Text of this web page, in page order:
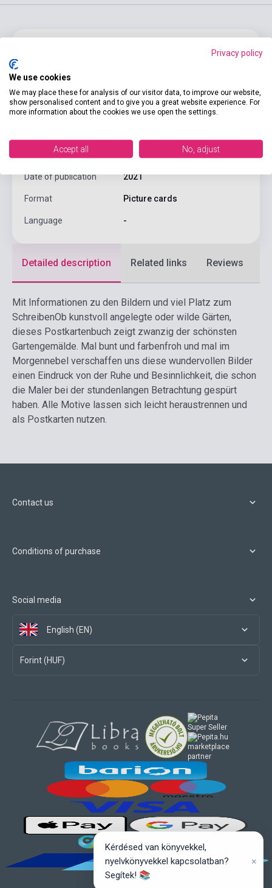
ISBN 9783730610664
Author Anaconda Verlag
Publisher ANACONDA VERLAG GMBH
Date of publication 2021
Format Picture cards
Language -
Detailed description Related links Reviews
Mit Informationen zu den Bildern und viel Platz zum
SchreibenOb kunstvoll angelegte oder wilde Gärten,
dieses Postkartenbuch zeigt zwanzig der schönsten
Gartengemälde. Mal bunt und farbenfroh und mal im
Morgennebel verschaffen uns diese wundervollen Bilder
einen Eindruck von der Ruhe und Besinnlichkeit, die schon
die Maler bei der stundenlangen Betrachtung gespürt
haben. Alle Motive lassen sich leicht heraustrennen und
als Postkarten nutzen.
Contact us
Conditions of purchase
Social media
English (EN)
Forint (HUF)
marketplace
partner
Privacy policy
We use cookies
We may place these for analysis of our visitor data, to improve our website,
show personalised content and to give you a great website experience. For
more information about the cookies we use open the settings.
Accept all No, adjust
Kérdésed van könyvekkel,
nyelvkönyvekkel kapcsolatban?
Segítek! 📚
×